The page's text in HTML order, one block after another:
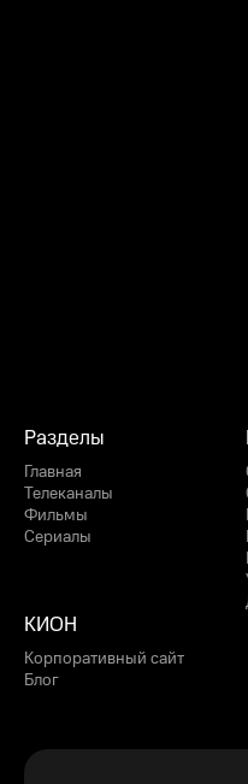
Разделы
Главная
Телеканалы
Фильмы
Сериалы
КИОН
Корпоративный сайт
Блог